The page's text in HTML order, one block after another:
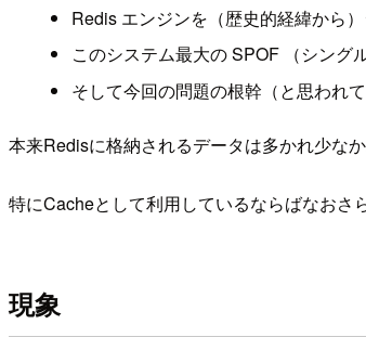
Redis エンジンを（歴史的経緯から
このシステム最大の SPOF （シング
そして今回の問題の根幹（と思われて
本来Redisに格納されるデータは多かれ少な
特にCacheとして利用しているならばなおさ
現象